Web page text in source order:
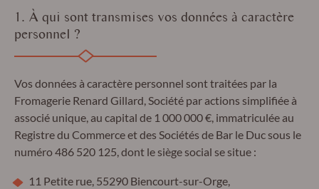
1. À qui sont transmises vos données à caractère
personnel ?
Vos données à caractère personnel sont traitées par la
Fromagerie Renard Gillard, Société par actions simplifiée à
associé unique, au capital de 1 000 000 €, immatriculée au
Registre du Commerce et des Sociétés de Bar le Duc sous le
numéro 486 520 125, dont le siège social se situe :
11 Petite rue, 55290 Biencourt-sur-Orge,